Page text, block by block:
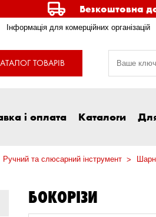
Безкоштовна
Інформація для комерційних організацій
ТОВАРІВ
і оплата Каталоги
Ручний та слюсарний інструмент
БОКОРІЗИ